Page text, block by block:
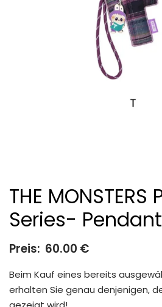
THE
Series-
Preis: 60.00 €
Beim Kauf eines bereits
erhalten Sie genau denjenigen,